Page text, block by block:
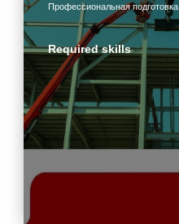
Профессиональная подготовка
Required skills